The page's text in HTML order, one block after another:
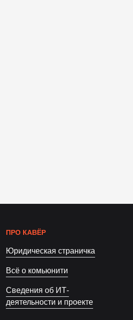
ПРО КАВЁР
Юридическая страничка
Всё о комьюнити
Сведения об ИТ-
деятельности и проекте